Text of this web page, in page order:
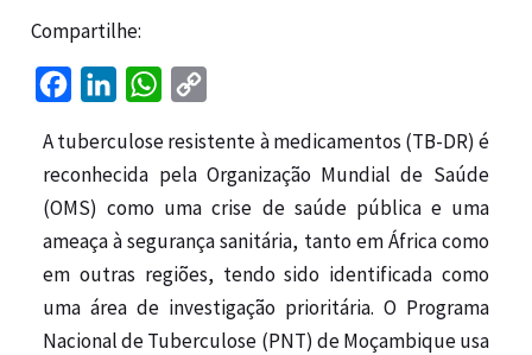
Compartilhe:
c
o
k
n
e
I
n
W
a
t
p
p
p
n
k
A tuberculose resistente à medicamentos (TB-DR) é
reconhecida pela Organização Mundial de Saúde
(OMS) como uma crise de saúde pública e uma
ameaça à segurança sanitária, tanto em África como
em outras regiões, tendo sido identificada como
uma área de investigação prioritária. O Programa
Nacional de Tuberculose (PNT) de Moçambique usa